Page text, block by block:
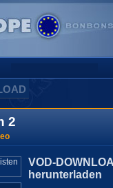
2
VOD-
herunterladen